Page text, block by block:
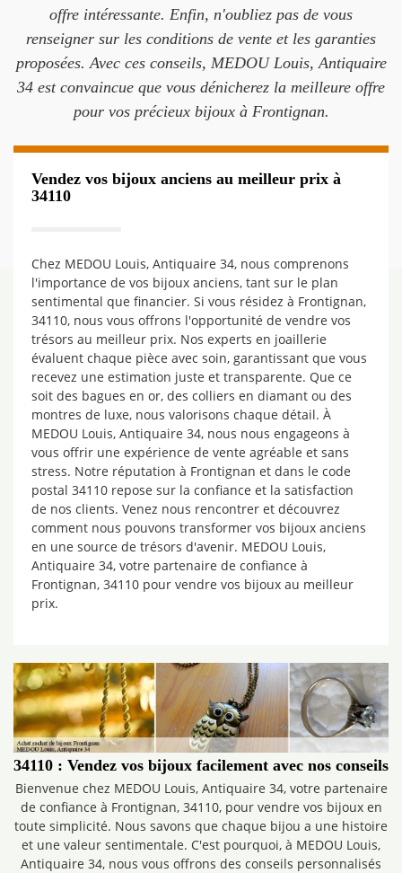
offre intéressante. Enfin, n'oubliez pas de vous
renseigner sur les conditions de vente et les garanties
proposées. Avec ces conseils, MEDOU Louis, Antiquaire
34 est convaincue que vous dénicherez la meilleure offre
pour vos précieux bijoux à Frontignan.
Vendez vos bijoux anciens au meilleur prix à
34110
Chez MEDOU Louis, Antiquaire 34, nous comprenons
l'importance de vos bijoux anciens, tant sur le plan
sentimental que financier. Si vous résidez à Frontignan,
34110, nous vous offrons l'opportunité de vendre vos
trésors au meilleur prix. Nos experts en joaillerie
évaluent chaque pièce avec soin, garantissant que vous
recevez une estimation juste et transparente. Que ce
soit des bagues en or, des colliers en diamant ou des
montres de luxe, nous valorisons chaque détail. À
MEDOU Louis, Antiquaire 34, nous nous engageons à
vous offrir une expérience de vente agréable et sans
stress. Notre réputation à Frontignan et dans le code
postal 34110 repose sur la confiance et la satisfaction
de nos clients. Venez nous rencontrer et découvrez
comment nous pouvons transformer vos bijoux anciens
en une source de trésors d'avenir. MEDOU Louis,
Antiquaire 34, votre partenaire de confiance à
Frontignan, 34110 pour vendre vos bijoux au meilleur
prix.
34110 : Vendez vos bijoux facilement avec nos conseils
Bienvenue chez MEDOU Louis, Antiquaire 34, votre partenaire
de confiance à Frontignan, 34110, pour vendre vos bijoux en
toute simplicité. Nous savons que chaque bijou a une histoire
et une valeur sentimentale. C'est pourquoi, à MEDOU Louis,
Antiquaire 34, nous vous offrons des conseils personnalisés